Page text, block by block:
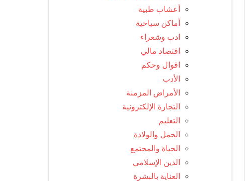
أعشاب طبية
أماكن سياحية
ادب وشعراء
اقتصاد مالي
اقوال وحكم
الأدب
الأمراض المزمنة
التجارة الإلكترونية
التعليم
الحمل والولادة
الحياة والمجتمع
الدين الإسلامي
العناية بالبشرة